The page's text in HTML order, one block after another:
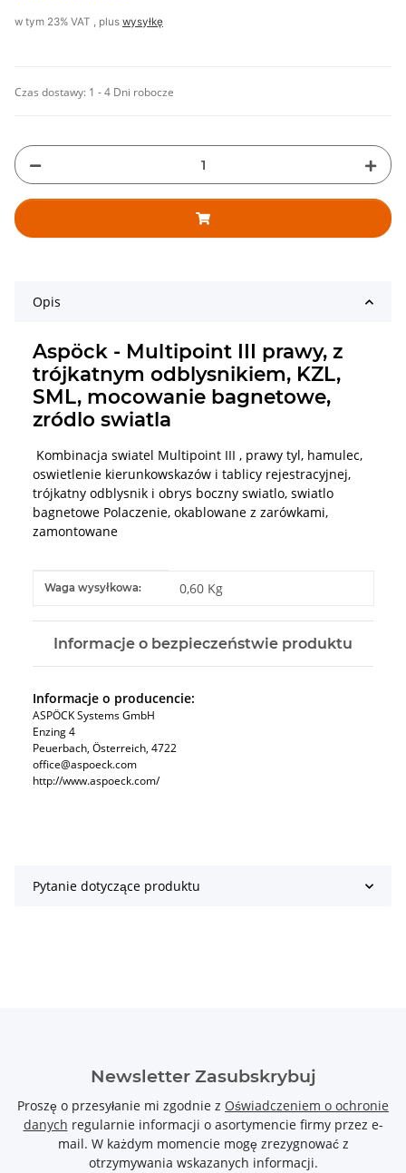
w tym 23% VAT , plus wysyłkę
Czas dostawy: 1 - 4 Dni robocze
Opis
Aspöck - Multipoint III prawy, z
trójkatnym odblysnikiem, KZL,
SML, mocowanie bagnetowe,
zródlo swiatla
Kombinacja swiatel Multipoint III , prawy tyl, hamulec,
oswietlenie kierunkowskazów i tablicy rejestracyjnej,
trójkatny odblysnik i obrys boczny swiatlo, swiatlo
bagnetowe Polaczenie, okablowane z zarówkami,
zamontowane
#productDetails.itemInformation#
#productDetails.itemValue#
Waga wysyłkowa: 0,60 Kg
Informacje o bezpieczeństwie produktu
Informacje o producencie:
ASPÖCK Systems GmbH
Enzing 4
Peuerbach, Österreich, 4722
office@aspoeck.com
http://www.aspoeck.com/
Pytanie dotyczące produktu
Newsletter Zasubskrybuj
Proszę o przesyłanie mi zgodnie z Oświadczeniem o ochronie
danych regularnie informacji o asortymencie firmy przez e-
mail. W każdym momencie mogę zrezygnować z
otrzymywania wskazanych informacji.